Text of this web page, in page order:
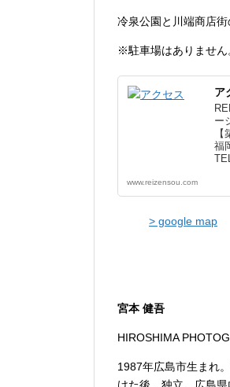
冷泉公園と川端商店
※駐車場はありません
ア
ー
福
福
入
www.reizensou.com
> google map
宮本 健吾
HIROSHIMA
1987年広島市生まれ